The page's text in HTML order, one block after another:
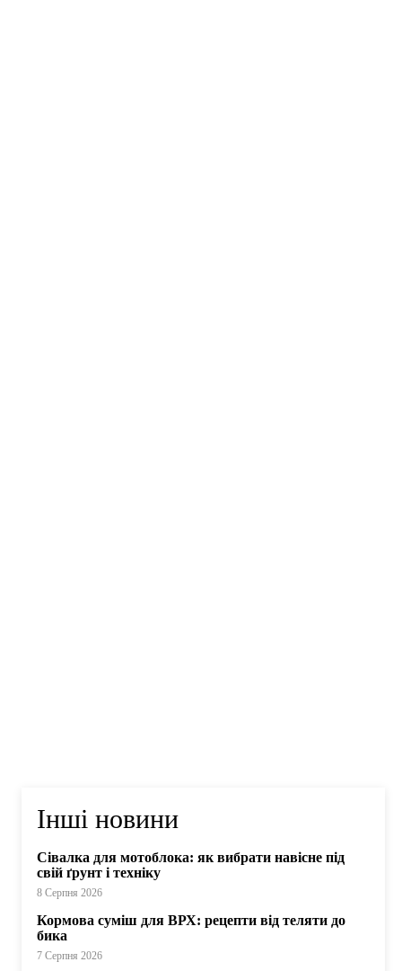
Інші новини
Сівалка для мотоблока: як вибрати навісне під
свій ґрунт і техніку
8 Серпня 2026
Кормова суміш для ВРХ: рецепти від теляти до
бика
7 Серпня 2026